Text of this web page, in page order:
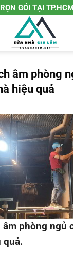
GÓI TẠI
âm phòng
hiệu quả
âm phòng ngủ
quả.